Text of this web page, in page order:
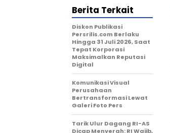
Berita Terkait
Diskon Publikasi
Persrilis.com Berlaku
Hingga 31 Juli 2026, Saat
Tepat Korporasi
Maksimalkan Reputasi
Digital
Komunikasi Visual
Perusahaan
Bertransformasi Lewat
Galeri Foto Pers
Tarik Ulur Dagang RI-AS
Dicap Menyerah: RI Wajib,